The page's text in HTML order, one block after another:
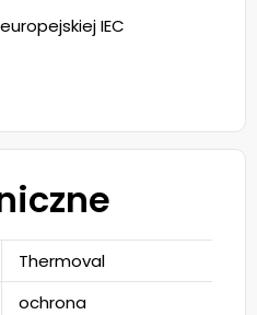
IEC
Thermoval
ochrona